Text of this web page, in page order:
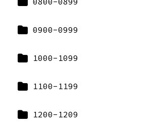
0900-0999
1000-1099
1100-1199
1200-1209